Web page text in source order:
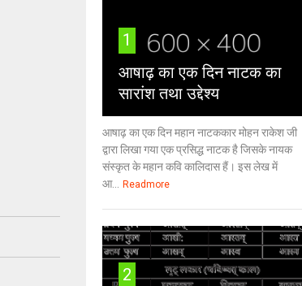
1
आषाढ़ का एक दिन नाटक का
सारांश तथा उद्देश्य
आषाढ़ का एक दिन महान नाटककार मोहन राकेश जी
द्वारा लिखा गया एक प्रसिद्ध नाटक है जिसके नायक
संस्कृत के महान कवि कालिदास हैं। इस लेख में
आ... Readmore
2